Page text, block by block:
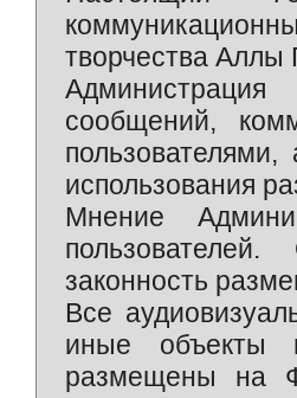
творчества Аллы
сообщений,
использования
Мнение
законность
Все
иные объекты
размещены на